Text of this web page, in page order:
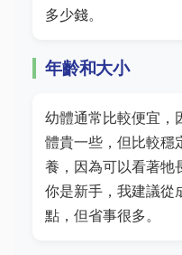
多少錢。
年齡和大小
幼體通常比較便宜，
體貴一些，但比較穩
養，因為可以看著牠
你是新手，我建議從
點，但省事很多。